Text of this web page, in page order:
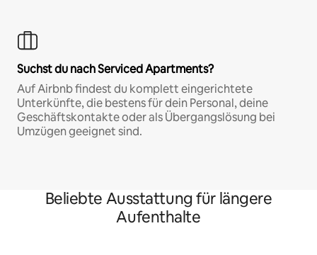
Suchst du nach Serviced Apartments?
Auf Airbnb findest du komplett eingerichtete
Unterkünfte, die bestens für dein Personal, deine
Geschäftskontakte oder als Übergangslösung bei
Umzügen geeignet sind.
Beliebte Ausstattung für längere
Aufenthalte